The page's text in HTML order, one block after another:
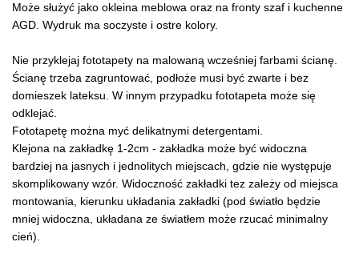
Może służyć jako okleina meblowa oraz na fronty szaf i kuchenne
AGD. Wydruk ma soczyste i ostre kolory.
Nie przyklejaj fototapety na malowaną wcześniej farbami ścianę.
Ścianę trzeba zagruntować, podłoże musi być zwarte i bez
domieszek lateksu. W innym przypadku fototapeta może się
odklejać.
Fototapetę można myć delikatnymi detergentami.
Klejona na zakładkę 1-2cm - zakładka może być widoczna
bardziej na jasnych i jednolitych miejscach, gdzie nie występuje
skomplikowany wzór. Widoczność zakładki tez zależy od miejsca
montowania, kierunku układania zakładki (pod światło będzie
mniej widoczna, układana ze światłem może rzucać minimalny
cień).